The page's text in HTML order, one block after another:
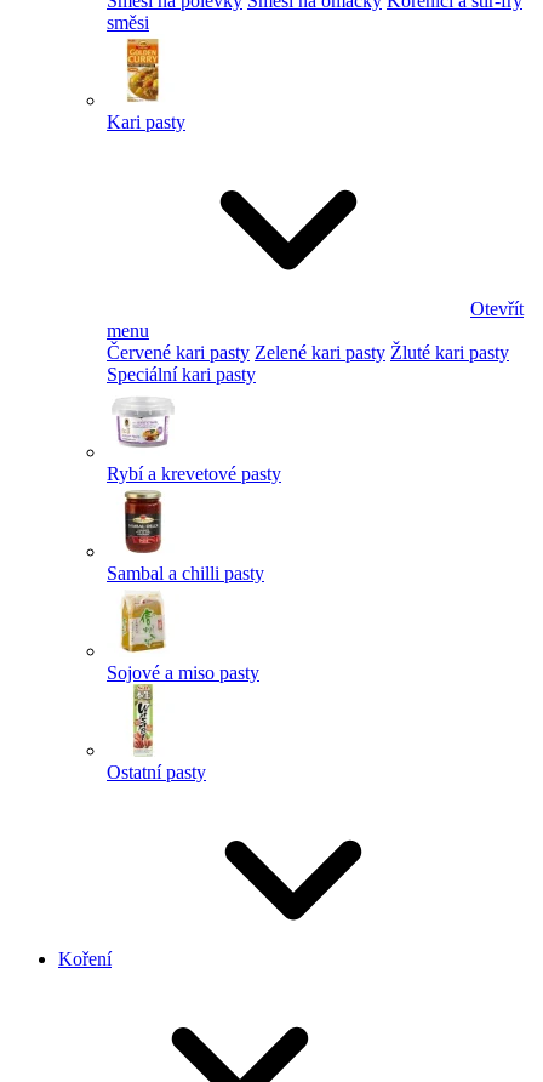
směsi
Kari pasty
Otevřít
menu
Červené kari pasty Zelené kari pasty Žluté kari pasty
Speciální kari pasty
Rybí a krevetové pasty
Sambal a chilli pasty
Sojové a miso pasty
Ostatní pasty
Koření